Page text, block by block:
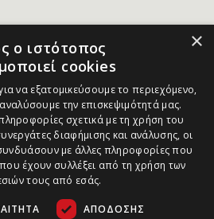
×
ο ιστότοπος
cookies
να εξατομικεύσουμε το περιεχόμενο,
αναλύσουμε την επισκεψιμότητά μας.
σχετικά με τη χρήση του
διαφήμισης και ανάλυσης, οι
με άλλες πληροφορίες που
έχουν συλλέξει από τη χρήση των
τους από εσάς.
ΑΠΌΔΟΣΗΣ